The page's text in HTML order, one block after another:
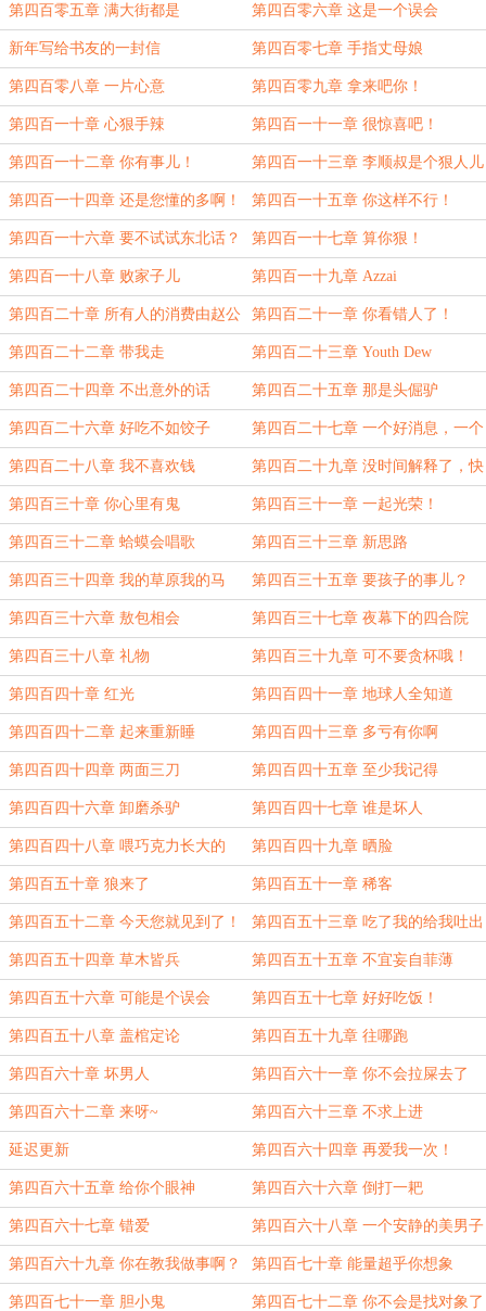
能！
第四百零五章 满大街都是 第四百零六章 这是一个误会
新年写给书友的一封信 第四百零七章 手指丈母娘
第四百零八章 一片心意 第四百零九章 拿来吧你！
第四百一十章 心狠手辣 第四百一十一章 很惊喜吧！
第四百一十二章 你有事儿！ 第四百一十三章 李顺叔是个狠人儿
啊！
第四百一十四章 还是您懂的多啊！ 第四百一十五章 你这样不行！
第四百一十六章 要不试试东北话？ 第四百一十七章 算你狠！
第四百一十八章 败家子儿 第四百一十九章 Azzai
第四百二十章 所有人的消费由赵公
子埋单
第四百二十一章 你看错人了！
第四百二十二章 带我走 第四百二十三章 Youth Dew
第四百二十四章 不出意外的话 第四百二十五章 那是头倔驴
第四百二十六章 好吃不如饺子 第四百二十七章 一个好消息，一个
坏消息
第四百二十八章 我不喜欢钱 第四百二十九章 没时间解释了，快
上车！
第四百三十章 你心里有鬼 第四百三十一章 一起光荣！
第四百三十二章 蛤蟆会唱歌 第四百三十三章 新思路
第四百三十四章 我的草原我的马 第四百三十五章 要孩子的事儿？
第四百三十六章 敖包相会 第四百三十七章 夜幕下的四合院
第四百三十八章 礼物 第四百三十九章 可不要贪杯哦！
第四百四十章 红光 第四百四十一章 地球人全知道
第四百四十二章 起来重新睡 第四百四十三章 多亏有你啊
第四百四十四章 两面三刀 第四百四十五章 至少我记得
第四百四十六章 卸磨杀驴 第四百四十七章 谁是坏人
第四百四十八章 喂巧克力长大的 第四百四十九章 晒脸
第四百五十章 狼来了 第四百五十一章 稀客
第四百五十二章 今天您就见到了！ 第四百五十三章 吃了我的给我吐出
来！
第四百五十四章 草木皆兵 第四百五十五章 不宜妄自菲薄
第四百五十六章 可能是个误会 第四百五十七章 好好吃饭！
第四百五十八章 盖棺定论 第四百五十九章 往哪跑
第四百六十章 坏男人 第四百六十一章 你不会拉屎去了
吧？
第四百六十二章 来呀~ 第四百六十三章 不求上进
延迟更新 第四百六十四章 再爱我一次！
第四百六十五章 给你个眼神 第四百六十六章 倒打一耙
第四百六十七章 错爱 第四百六十八章 一个安静的美男子
第四百六十九章 你在教我做事啊？ 第四百七十章 能量超乎你想象
第四百七十一章 胆小鬼 第四百七十二章 你不会是找对象了